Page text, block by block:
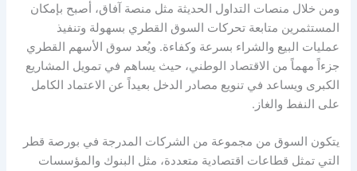
ومن خلال منصات التداول الحديثة مثل منصة آفاق، أصبح بإمكان
المستثمرين متابعة تحركات السوق القطري بسهولة وتنفيذ
عمليات البيع والشراء بسرعة وكفاءة. ويُعد سوق الأسهم القطري
جزءاً مهماً من الاقتصاد الوطني، حيث يساهم في تمويل المشاريع
الكبرى ويساعد في تنويع مصادر الدخل بعيداً عن الاعتماد الكامل
على النفط والغاز.
يتكون السوق من مجموعة من الشركات المدرجة في بورصة قطر
التي تمثل قطاعات اقتصادية متعددة، مثل البنوك والمؤسسات